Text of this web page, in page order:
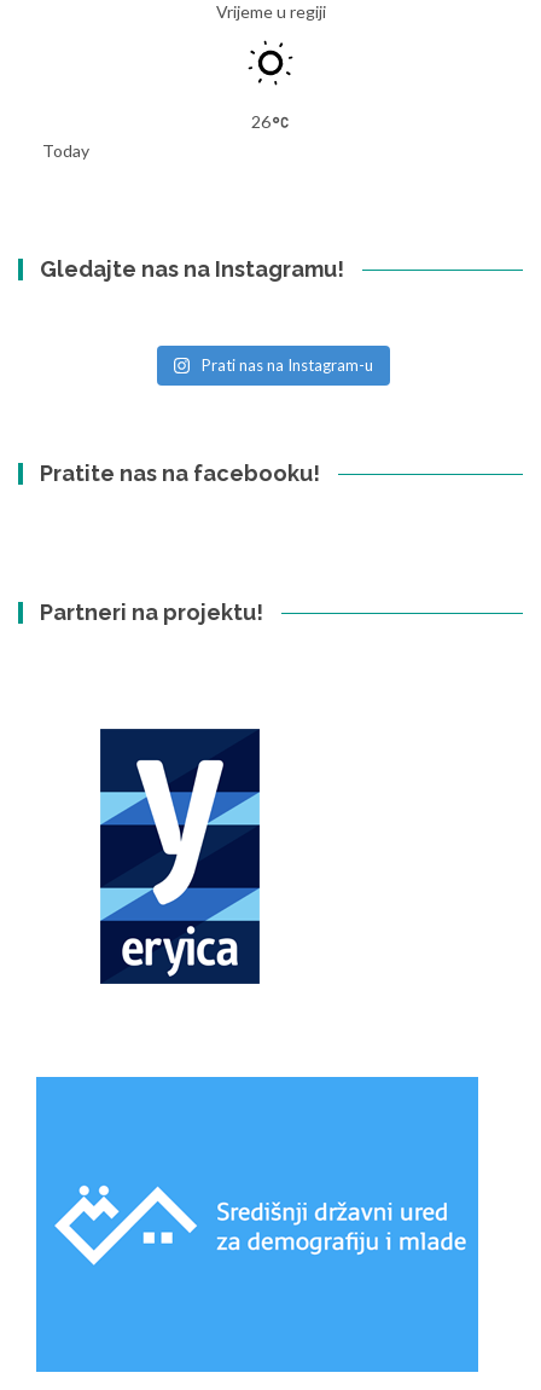
Vrijeme u regiji
26
Today
Gledajte nas na Instagramu!
Prati nas na Instagram-u
Pratite nas na facebooku!
Partneri na projektu!